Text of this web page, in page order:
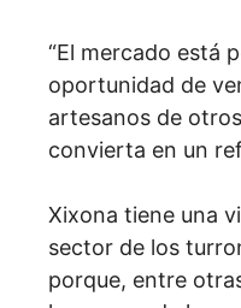
“El mercado está
oportunidad de
artesanos de
convierta en un
Xixona tiene una
sector de los
porque, entre